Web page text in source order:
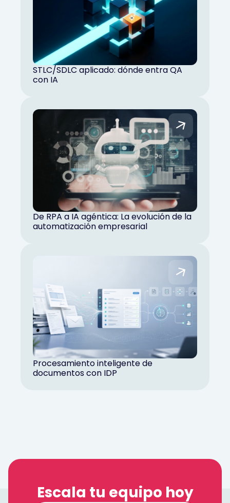
STLC/SDLC aplicado: dónde entra QA
con IA
De RPA a IA agéntica: La evolución de la
automatización empresarial
Procesamiento inteligente de
documentos con IDP
Escala tu equipo hoy